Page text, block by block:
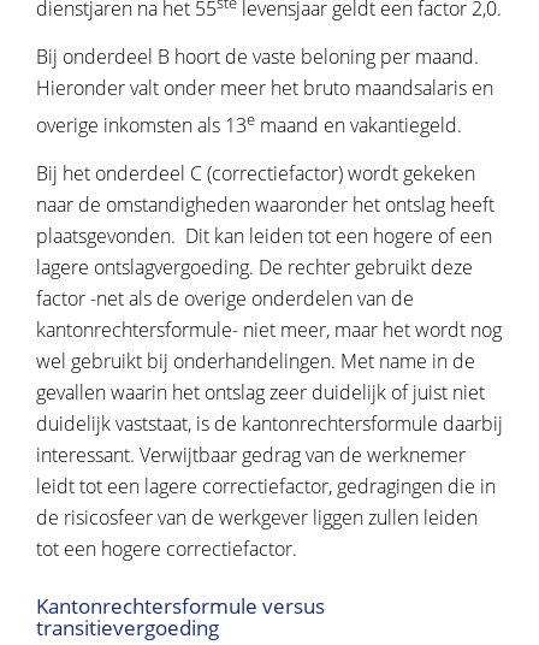
dienstjaren na het 55
levensjaar geldt een factor 2,0.
Bij onderdeel B hoort de vaste beloning per maand.
Hieronder valt onder meer het bruto maandsalaris en
overige inkomsten als 13e maand en vakantiegeld.
Bij het onderdeel C (correctiefactor) wordt gekeken
naar de omstandigheden waaronder het ontslag heeft
plaatsgevonden. Dit kan leiden tot een hogere of een
lagere ontslagvergoeding. De rechter gebruikt deze
factor -net als de overige onderdelen van de
kantonrechtersformule- niet meer, maar het wordt nog
wel gebruikt bij onderhandelingen. Met name in de
gevallen waarin het ontslag zeer duidelijk of juist niet
duidelijk vaststaat, is de kantonrechtersformule daarbij
interessant. Verwijtbaar gedrag van de werknemer
leidt tot een lagere correctiefactor, gedragingen die in
de risicosfeer van de werkgever liggen zullen leiden
tot een hogere correctiefactor.
Kantonrechtersformule versus
transitievergoeding